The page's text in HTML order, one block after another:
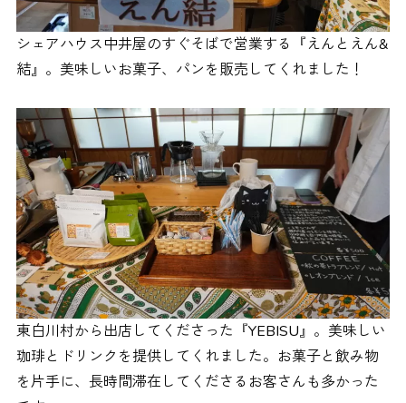
シェアハウス中井屋のすぐそばで営業する『えんとえん&
結』。美味しいお菓子、パンを販売してくれました！
東白川村から出店してくださった『YEBISU』。美味しい
珈琲とドリンクを提供してくれました。お菓子と飲み物
を片手に、長時間滞在してくださるお客さんも多かった